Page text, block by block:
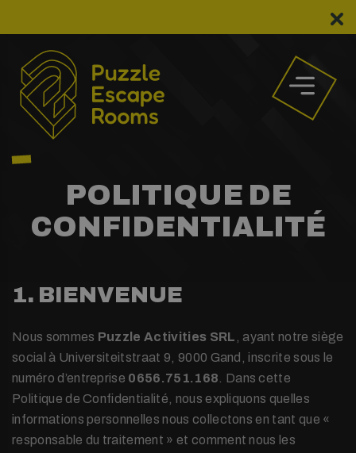
contenu
POLITIQUE DE
CONFIDENTIALITÉ
1. BIENVENUE
Nous sommes Puzzle Activities SRL , ayant notre siège
social à Universiteitstraat 9, 9000 Gand, inscrite sous le
numéro d’entreprise 0656.751.168 . Dans cette
Politique de Confidentialité, nous expliquons quelles
informations personnelles nous collectons en tant que «
responsable du traitement » et comment nous les